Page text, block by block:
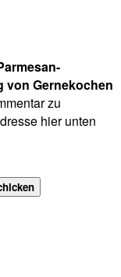
von Gernekochen
zu
hier unten